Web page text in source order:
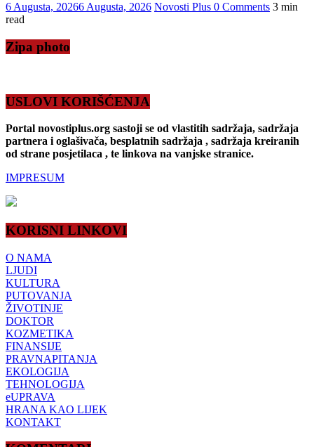
6 Augusta, 20266 Augusta, 2026 Novosti Plus 0 Comments 3 min
read
Zipa photo
USLOVI KORIŠĆENJA
Portal novostiplus.org sastoji se od vlastitih sadržaja, sadržaja
partnera i oglašivača, besplatnih sadržaja , sadržaja kreiranih
od strane posjetilaca , te linkova na vanjske stranice.
IMPRESUM
KORISNI LINKOVI
O NAMA
LJUDI
KULTURA
PUTOVANJA
ŽIVOTINJE
DOKTOR
KOZMETIKA
FINANSIJE
PRAVNAPITANJA
EKOLOGIJA
TEHNOLOGIJA
eUPRAVA
HRANA KAO LIJEK
KONTAKT